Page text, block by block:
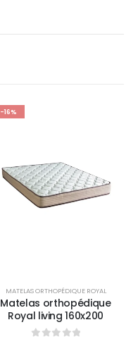
-16%
MATELAS ORTHOPÉDIQUE ROYAL
Matelas orthopédique
Royal living 160x200